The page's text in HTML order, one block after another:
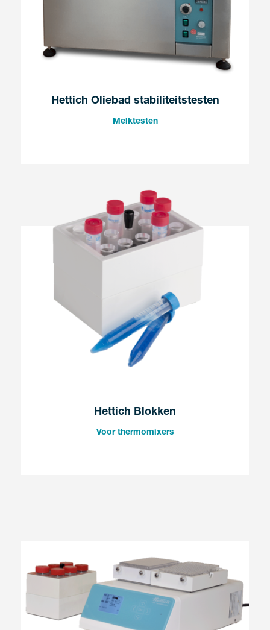
Hettich Oliebad stabiliteitstesten
Melktesten
Hettich Blokken
Voor thermomixers